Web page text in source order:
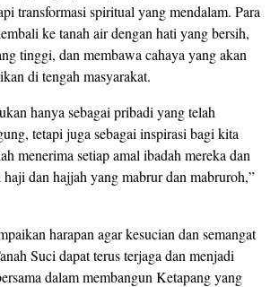
transformasi spiritual yang mendalam. Para
ke tanah air dengan hati yang bersih,
tinggi, dan membawa cahaya yang akan
di tengah masyarakat.
hanya sebagai pribadi yang telah
tetapi juga sebagai inspirasi bagi kita
menerima setiap amal ibadah mereka dan
dan hajjah yang mabrur dan mabruroh,”
harapan agar kesucian dan semangat
Suci dapat terus terjaga dan menjadi
dalam membangun Ketapang yang